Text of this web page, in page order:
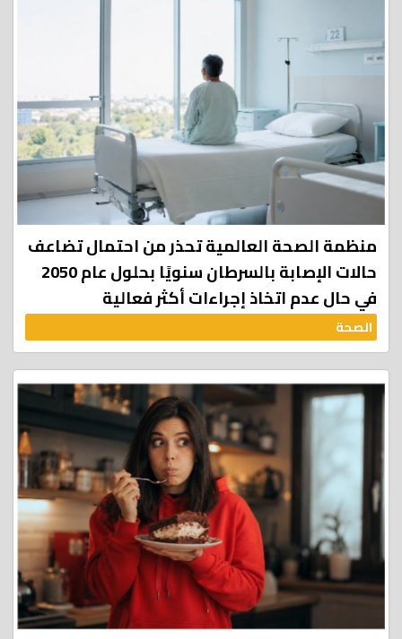
منظمة الصحة العالمية تحذر من احتمال تضاعف
حالات الإصابة بالسرطان سنويًا بحلول عام 2050
في حال عدم اتخاذ إجراءات أكثر فعالية
الصحة